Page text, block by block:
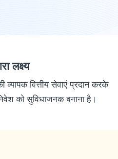
लक्ष्य
व्यापक वित्तीय सेवाएं प्रदान करके
को सुविधाजनक बनाना है।